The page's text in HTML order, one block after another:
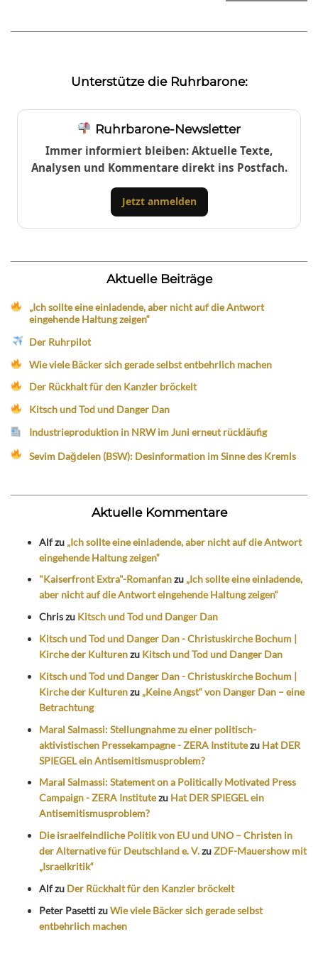
Unterstütze die Ruhrbarone:
Ruhrbarone-Newsletter
Immer informiert bleiben: Aktuelle Texte,
Analysen und Kommentare direkt ins Postfach.
Jetzt anmelden
Aktuelle Beiträge
„Ich sollte eine einladende, aber nicht auf die Antwort
eingehende Haltung zeigen“
Der Ruhrpilot
Wie viele Bäcker sich gerade selbst entbehrlich machen
Der Rückhalt für den Kanzler bröckelt
Kitsch und Tod und Danger Dan
Industrieproduktion in NRW im Juni erneut rückläufig
Sevim Dağdelen (BSW): Desinformation im Sinne des Kremls
Aktuelle Kommentare
Alfzu „Ich sollte eine einladende, aber nicht auf die Antwort
eingehende Haltung zeigen“
"Kaiserfront Extra"-Romanfanzu „Ich sollte eine einladende,
aber nicht auf die Antwort eingehende Haltung zeigen“
Chriszu Kitsch und Tod und Danger Dan
Kitsch und Tod und Danger Dan - Christuskirche Bochum |
Kirche der Kulturenzu Kitsch und Tod und Danger Dan
Kitsch und Tod und Danger Dan - Christuskirche Bochum |
Kirche der Kulturenzu „Keine Angst“ von Danger Dan – eine
Betrachtung
Maral Salmassi: Stellungnahme zu einer politisch-
aktivistischen Pressekampagne - ZERA Institutezu Hat DER
SPIEGEL ein Antisemitismusproblem?
Maral Salmassi: Statement on a Politically Motivated Press
Campaign - ZERA Institutezu Hat DER SPIEGEL ein
Antisemitismusproblem?
Die israelfeindliche Politik von EU und UNO – Christen in
der Alternative für Deutschland e. V.zuZDF-Mauershow mit
„Israelkritik“
Alfzu Der Rückhalt für den Kanzler bröckelt
Peter PasettizuWie viele Bäcker sich gerade selbst
entbehrlich machen